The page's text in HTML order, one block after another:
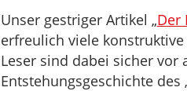
Unser gestriger Artikel „Der
erfreulich viele
Leser sind dabei sicher
Entstehungsgeschichte